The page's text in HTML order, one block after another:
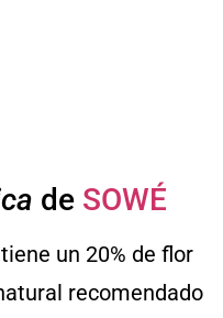
de SOWÉ
un 20% de flor
recomendado